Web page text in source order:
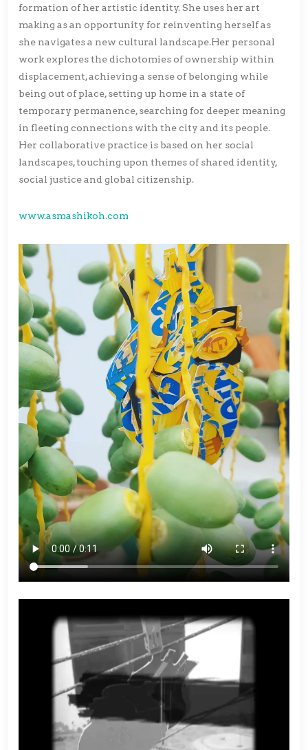
formation of her artistic identity. She uses her art
making as an opportunity for reinventing herself as
she navigates a new cultural landscape.Her personal
work explores the dichotomies of ownership within
displacement, achieving a sense of belonging while
being out of place, setting up home in a state of
temporary permanence, searching for deeper meaning
in fleeting connections with the city and its people.
Her collaborative practice is based on her social
landscapes, touching upon themes of shared identity,
social justice and global citizenship.
www.asmashikoh.com